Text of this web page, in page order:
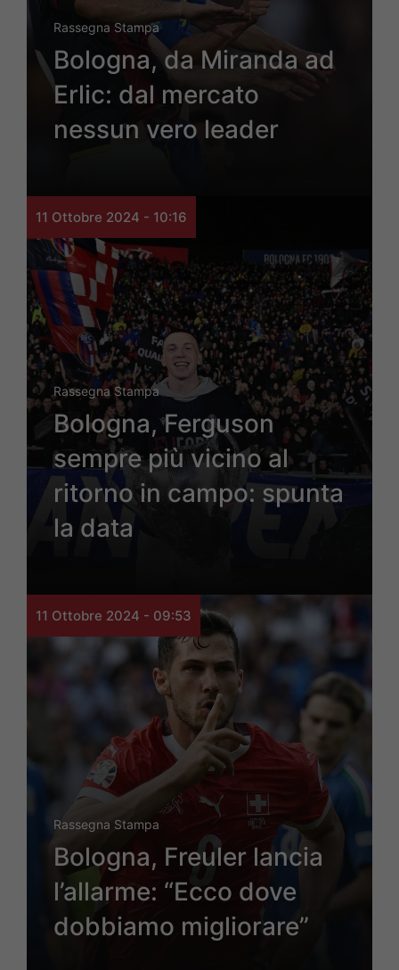
Rassegna Stampa
Bologna, da Miranda ad
Erlic: dal mercato
nessun vero leader
11 Ottobre 2024 - 10:16
Rassegna Stampa
Bologna, Ferguson
sempre più vicino al
ritorno in campo: spunta
la data
11 Ottobre 2024 - 09:53
Rassegna Stampa
Bologna, Freuler lancia
l’allarme: “Ecco dove
dobbiamo migliorare”